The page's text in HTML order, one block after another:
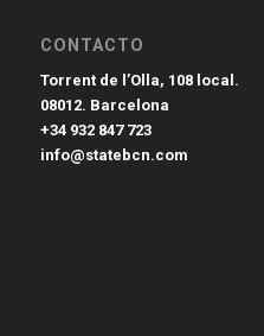
CONTACTO
Torrent de l’Olla, 108 local.
08012. Barcelona
+34 932 847 723
info@statebcn.com